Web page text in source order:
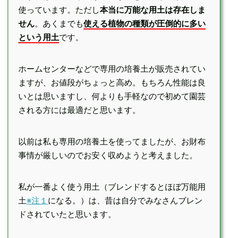
使っています。ただし本当に万能な用土は存在しま
せん。あくまでも使える植物の種類が圧倒的に多い
という用土です。
ホームセンターなどで専用の培養土が販売されてい
ますが、お値段がちょっと高め。もちろん性能は良
いとは思いますし、何よりも手軽なので初めて園芸
される方には最適だと思います。
以前は私も専用の培養土を使ってましたが、お財布
事情が厳しいのでお安く収めようと考えました。
私が一番よく使う用土（ブレンドするとほぼ万能用
土※注１ になる。）は、昔は自分でみなさんブレン
ドされていたと思います。